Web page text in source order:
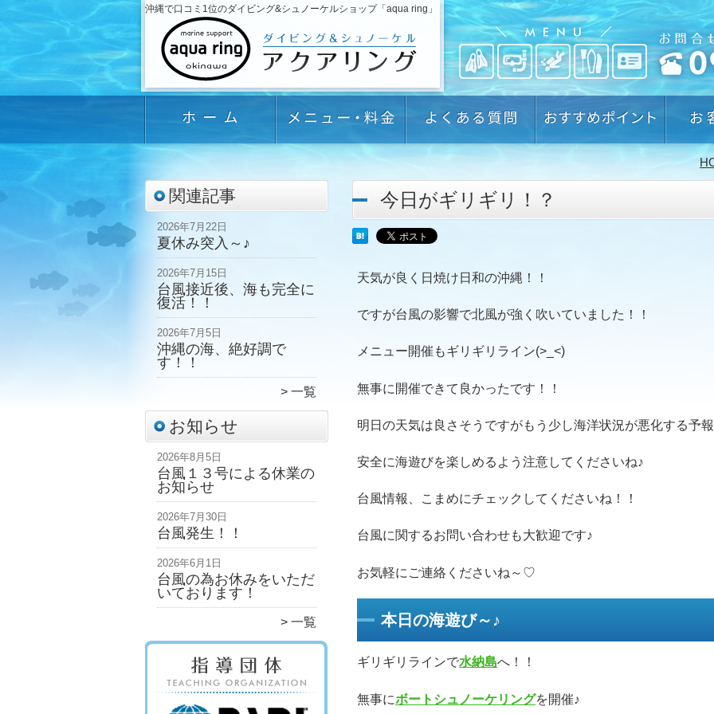
沖縄で口コミ1位のダイビング&シュノーケルショップ「aqua ring」
関連記事
2026年7月22日
夏休み突入～♪
2026年7月15日
台風接近後、海も完全に
復活！！
2026年7月5日
沖縄の海、絶好調で
す！！
一覧
お知らせ
2026年8月5日
台風１３号による休業の
お知らせ
2026年7月30日
台風発生！！
2026年6月1日
台風の為お休みをいただ
いております！
一覧
今日がギリギリ！？
天気が良く日焼け日和の沖縄！！
ですが台風の影響で北風が強く吹いていました！！
メニュー開催もギリギリライン(>_<)
無事に開催できて良かったです！！
明日の天気は良さそうですがもう少し海洋状況が悪化する予
安全に海遊びを楽しめるよう注意してくださいね♪
台風情報、こまめにチェックしてくださいね！！
台風に関するお問い合わせも大歓迎です♪
お気軽にご連絡くださいね～♡
本日の海遊び～♪
ギリギリラインで水納島へ！！
無事にボートシュノーケリングを開催♪